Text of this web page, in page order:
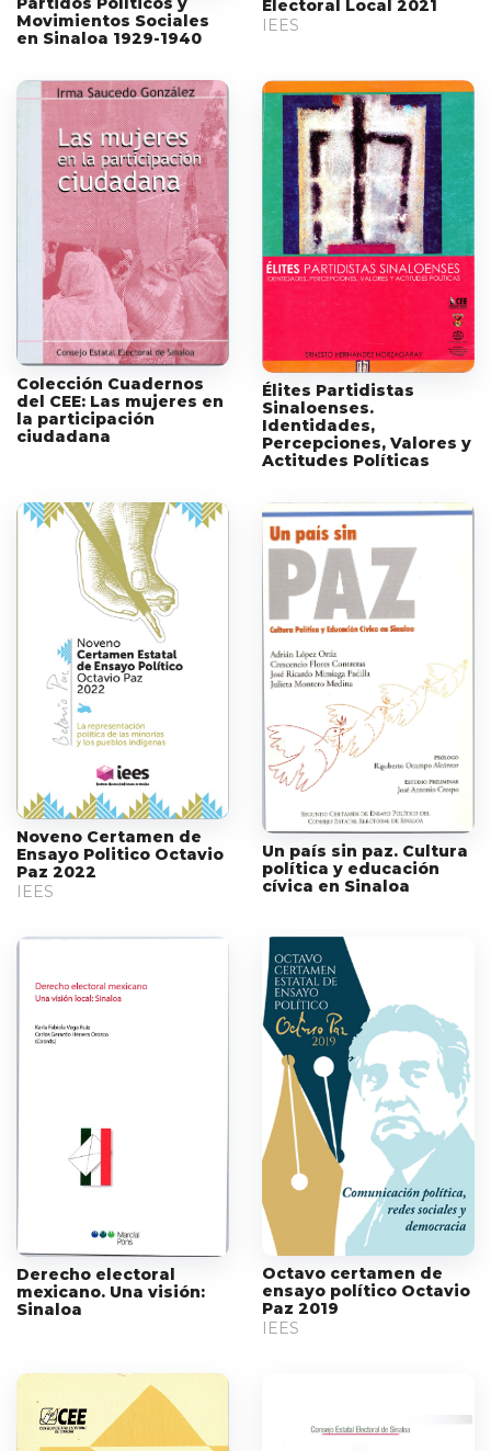
Movimientos Sociales
en Sinaloa 1929-1940
Electoral Local 2021
IEES
Colección Cuadernos
del CEE: Las mujeres en
la participación
ciudadana
Élites Partidistas
Sinaloenses.
Identidades,
Percepciones, Valores y
Actitudes Políticas
Noveno Certamen de
Ensayo Politico Octavio
Paz 2022
IEES
Un país sin paz. Cultura
política y educación
cívica en Sinaloa
Derecho electoral
mexicano. Una visión:
Sinaloa
Octavo certamen de
ensayo político Octavio
Paz 2019
IEES